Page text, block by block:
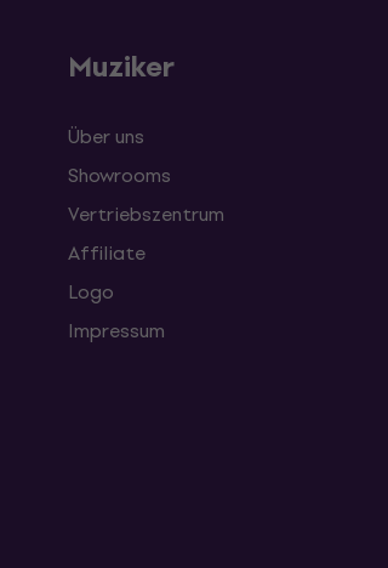
Muziker
Über uns
Showrooms
Vertriebszentrum
Affiliate
Logo
Impressum